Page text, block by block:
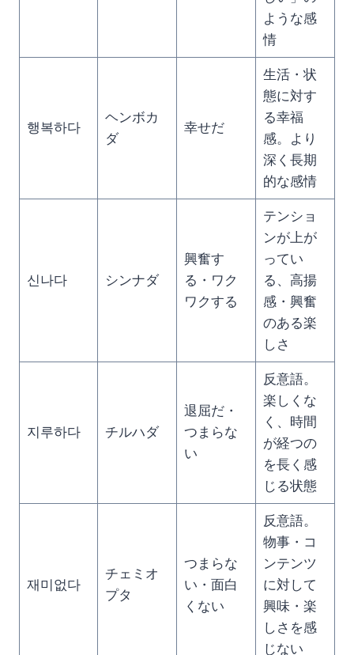
ような感
情
행복하다
ヘンボカ
ダ
幸せだ
生活・状
態に対す
る幸福
感。より
深く長期
的な感情
신나다 シンナダ
興奮す
る・ワク
ワクする
テンショ
ンが上が
ってい
る、高揚
感・興奮
のある楽
しさ
지루하다 チルハダ
退屈だ・
つまらな
い
反意語。
楽しくな
く、時間
が経つの
を長く感
じる状態
재미없다
チェミオ
プタ
つまらな
い・面白
くない
反意語。
物事・コ
ンテンツ
に対して
興味・楽
しさを感
じない